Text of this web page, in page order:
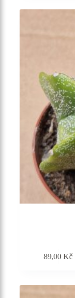
89,00Kč